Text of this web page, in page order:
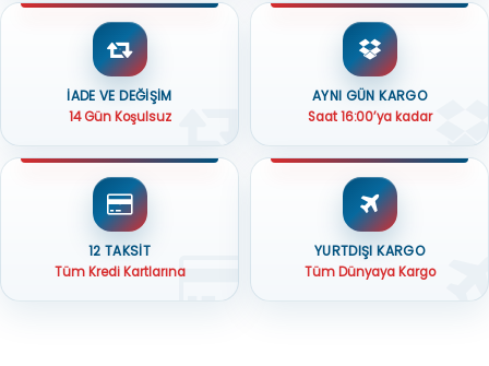
İADE VE DEĞİŞİM
14 Gün Koşulsuz
AYNI GÜN KARGO
Saat 16:00’ya kadar
12 TAKSİT
Tüm Kredi Kartlarına
YURTDIŞI KARGO
Tüm Dünyaya Kargo